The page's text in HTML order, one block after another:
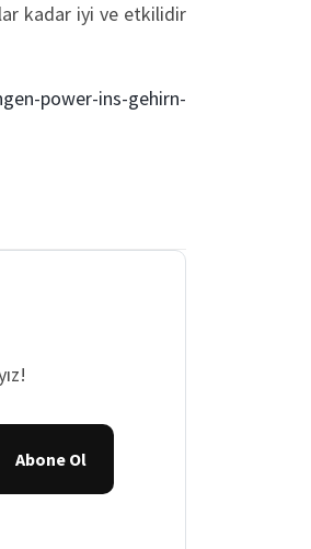
kadar iyi ve etkilidir
power-ins-gehirn-
Abone Ol